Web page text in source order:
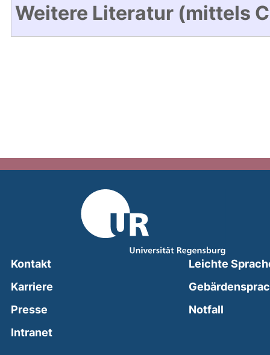
Weitere Literatur (mittels
Kontakt
Karriere
Presse
Intranet(external link, opens in a new window)
Leichte
Notfall